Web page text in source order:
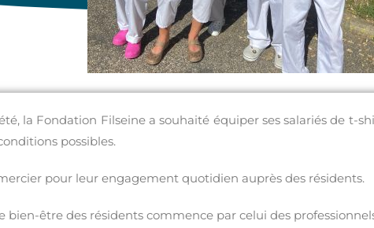
la Fondation Filseine a souhaité équiper ses salariés de t-
possibles.
pour leur engagement quotidien auprès des résidents.
bien-être des résidents commence par celui des